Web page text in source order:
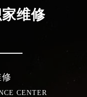
维修
CENTER